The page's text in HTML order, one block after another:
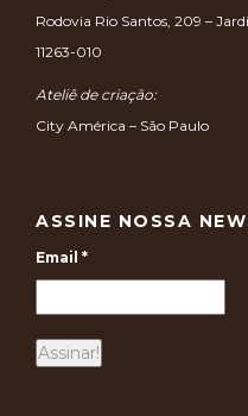
Rodovia Rio Santos, 209 –
11263-010
Ateliê de criação:
City América – São Paulo
ASSINE NOSSA
Email *